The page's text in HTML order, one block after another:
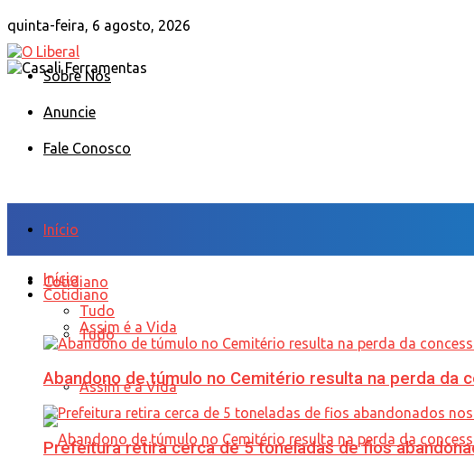
quinta-feira, 6 agosto, 2026
Sobre Nós
Anuncie
Fale Conosco
Início
Cotidiano
Tudo
Assim é a Vida
Início
Cotidiano
Tudo
Assim é a Vida
Abandono de túmulo no Cemitério resulta na perda da
Prefeitura retira cerca de 5 toneladas de fios